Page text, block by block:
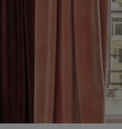
tous les produits seront
A ce délai s’ajoute le
selon l’option de
Commandez sans
suivant la réception de